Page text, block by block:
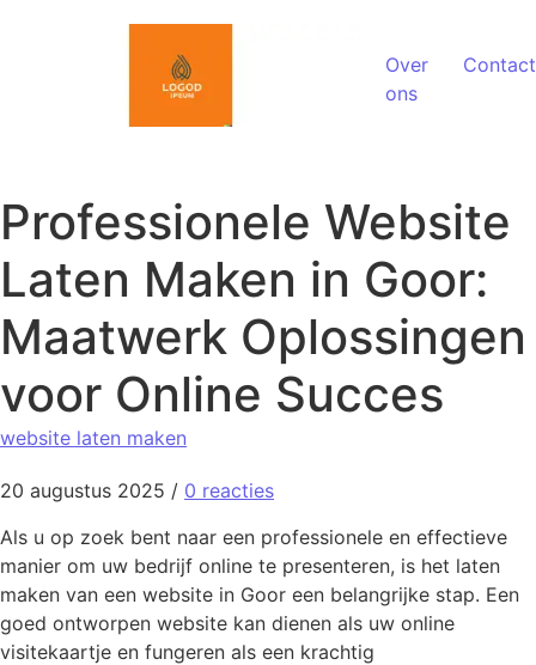
Over
ons
Contact
Professionele Website
Laten Maken in Goor:
Maatwerk Oplossingen
voor Online Succes
website laten maken
20 augustus 2025 / 0 reacties
Als u op zoek bent naar een professionele en effectieve
manier om uw bedrijf online te presenteren, is het laten
maken van een website in Goor een belangrijke stap. Een
goed ontworpen website kan dienen als uw online
visitekaartje en fungeren als een krachtig